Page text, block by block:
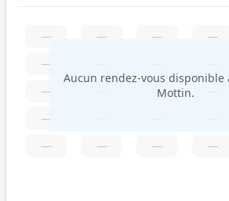
—
—
—
—
—
—
—
—
—
—
—
—
Aucun rendez-vous disponible
Mottin.